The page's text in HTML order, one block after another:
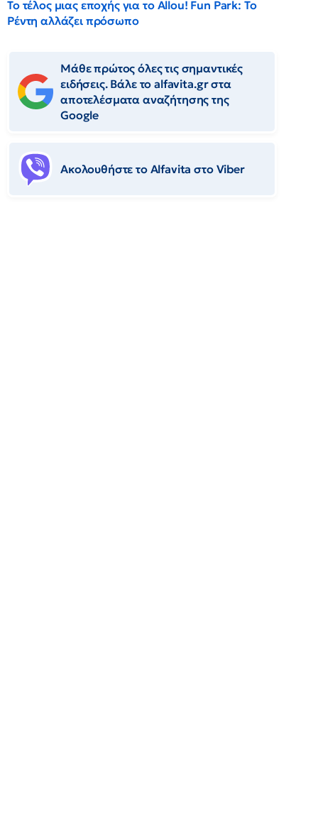
Το τέλος μιας εποχής για το Allou! Fun Park: Το
Ρέντη αλλάζει πρόσωπο
Μάθε πρώτος όλες τις σημαντικές
ειδήσεις. Βάλε το alfavita.gr στα
αποτελέσματα αναζήτησης της
Google
Ακολουθήστε το Αlfavita στο Viber